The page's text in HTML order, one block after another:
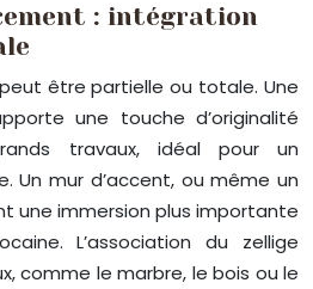
: intégration
être partielle ou totale. Une
une touche d’originalité
travaux, idéal pour un
Un mur d’accent, ou même un
une immersion plus importante
L’association du zellige
comme le marbre, le bois ou le